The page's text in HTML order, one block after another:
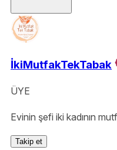
İkiMutfakTekTabak
ÜYE
Evinin şefi iki kadının
Takip et